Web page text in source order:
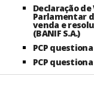
Declaração
Parlamentar
venda e
(BANIF S.A.)
PCP
PCP